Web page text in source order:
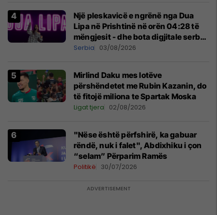
Një pleskavicë e ngrënë nga Dua
Lipa në Prishtinë në orën 04:28 të
mëngjesit - dhe bota digjitale serbe
shpall gjendjen e luftës
Serbia 03/08/2026
Mirlind Daku mes lotëve
përshëndetet me Rubin Kazanin, do
të fitojë miliona te Spartak Moska
Ligat tjera 02/08/2026
"Nëse është përfshirë, ka gabuar
rëndë, nuk i falet", Abdixhiku i çon
“selam” Përparim Ramës
Politikë 30/07/2026